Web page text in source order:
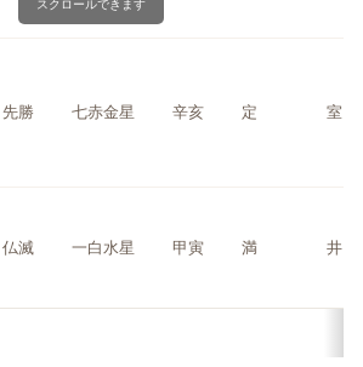
先勝 七赤金星 辛亥 定 室
仏滅 一白水星 甲寅 満 井
スクロールできます